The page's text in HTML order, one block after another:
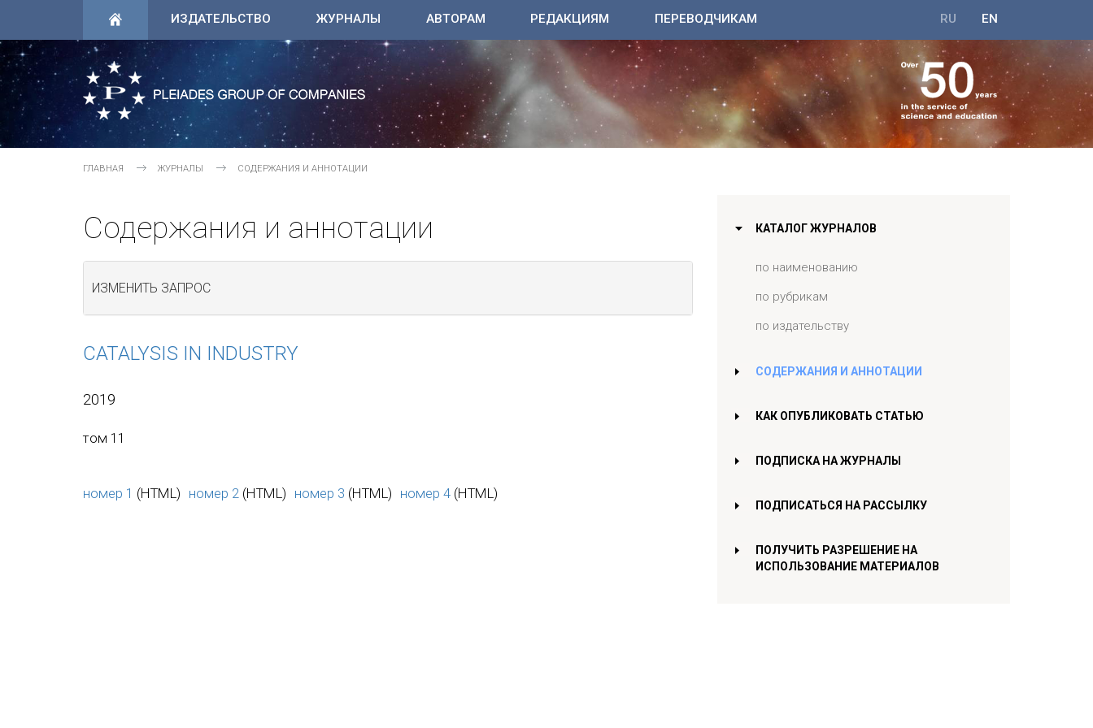
ИЗДАТЕЛЬСТВО ЖУРНАЛЫ АВТОРАМ РЕДАКЦИЯМ ПЕРЕВОДЧИКАМ EN
RU
ГЛАВНАЯ ЖУРНАЛЫ СОДЕРЖАНИЯ И АННОТАЦИИ
Содержания и аннотации
ИЗМЕНИТЬ ЗАПРОС
CATALYSIS IN INDUSTRY
2019
том 11
номер 1 (HTML) номер 2 (HTML) номер 3 (HTML) номер 4 (HTML)
КАТАЛОГ ЖУРНАЛОВ
по наименованию
по рубрикам
по издательству
СОДЕРЖАНИЯ И АННОТАЦИИ
КАК ОПУБЛИКОВАТЬ СТАТЬЮ
ПОДПИСКА НА ЖУРНАЛЫ
ПОДПИСАТЬСЯ НА РАССЫЛКУ
ПОЛУЧИТЬ РАЗРЕШЕНИЕ НА
ИСПОЛЬЗОВАНИЕ МАТЕРИАЛОВ